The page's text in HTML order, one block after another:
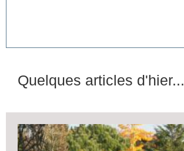
Quelques articles d'hier...